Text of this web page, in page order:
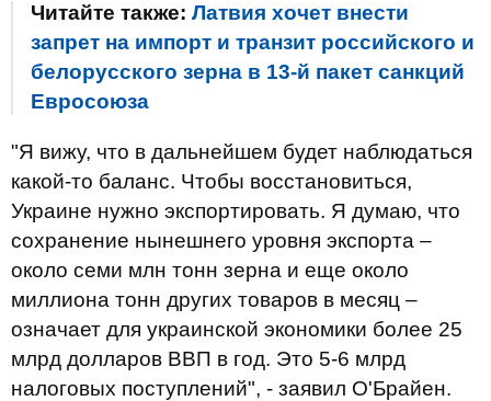
Читайте также: Латвия хочет внести
запрет на импорт и транзит российского и
белорусского зерна в 13-й пакет санкций
Евросоюза
"Я вижу, что в дальнейшем будет наблюдаться
какой-то баланс. Чтобы восстановиться,
Украине нужно экспортировать. Я думаю, что
сохранение нынешнего уровня экспорта –
около семи млн тонн зерна и еще около
миллиона тонн других товаров в месяц –
означает для украинской экономики более 25
млрд долларов ВВП в год. Это 5-6 млрд
налоговых поступлений", - заявил О'Брайен.